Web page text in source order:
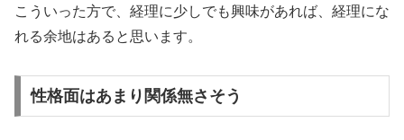
こういった方で、経理に少しでも興味があれば、経理にな
れる余地はあると思います。
性格面はあまり関係無さそう